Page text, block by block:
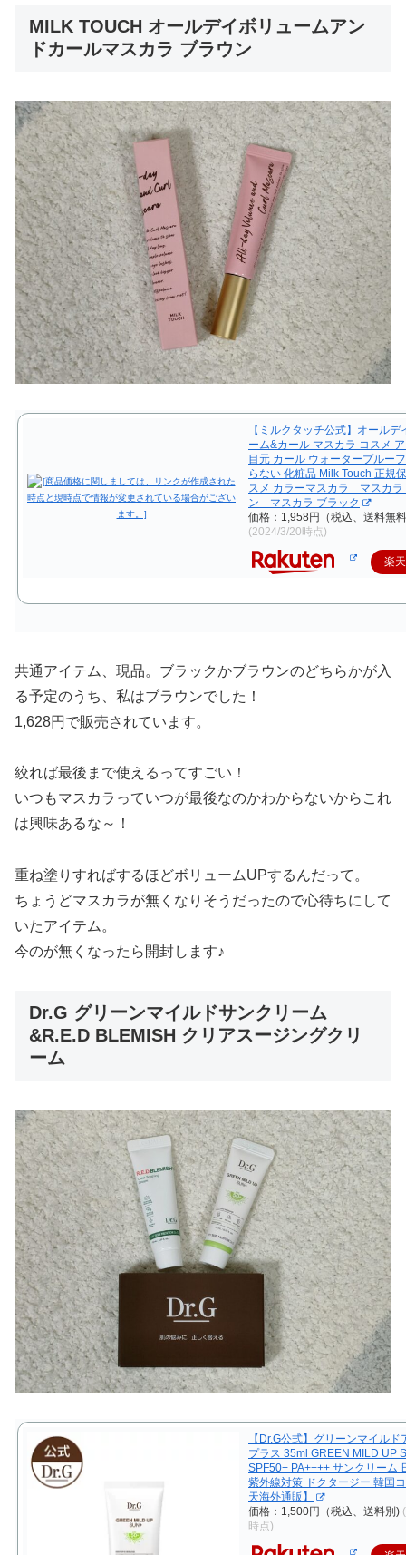
MILK TOUCH オールデイボリュームアン
ドカールマスカラ ブラウン
【ミルクタッチ公式】オールデ
ーム&カール マスカラ コスメ
目元 カール ウォータープルー
らない 化粧品 Milk Touch 正規
スメ カラーマスカラ マスカラ
ン マスカラ ブラック
価格：1,958円（税込、送料無
(2024/3/20時点)
楽
共通アイテム、現品。ブラックかブラウンのどちらかが入
る予定のうち、私はブラウンでした！
1,628円で販売されています。
絞れば最後まで使えるってすごい！
いつもマスカラっていつが最後なのかわからないからこれ
は興味あるな～！
重ね塗りすればするほどボリュームUPするんだって。
ちょうどマスカラが無くなりそうだったので心待ちにして
いたアイテム。
今のが無くなったら開封します♪
Dr.G グリーンマイルドサンクリーム
&R.E.D BLEMISH クリアスージングクリ
ーム
【Dr.G公式】グリーンマイルド
プラス 35ml GREEN MILD UP
SPF50+ PA++++ サンクリーム
紫外線対策 ドクタージー 韓国
天海外通販】
価格：1,500円（税込、送料別)
時点)